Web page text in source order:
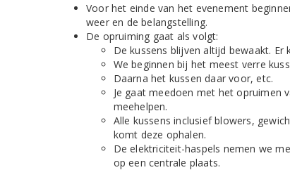
Voor het einde van het evenement
weer en de belangstelling.
De opruiming gaat als volgt:
De kussens blijven altijd bewaakt.
We beginnen bij het meest verre
Daarna het kussen daar voor, etc.
Je gaat meedoen met het opruimen
meehelpen.
Alle kussens inclusief blowers,
komt deze ophalen.
De elektriciteit-haspels nemen we
op een centrale plaats.